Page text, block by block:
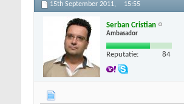
15th September 2011, 15:55
Serban Cristian
Ambasador
Reputatie: 84